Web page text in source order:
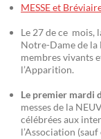
MESSE et
Le 27 de ce mois,
Notre-Dame de la
membres vivants
l’Apparition.
Le premier mardi
messes de la
célébrées aux
l’Association